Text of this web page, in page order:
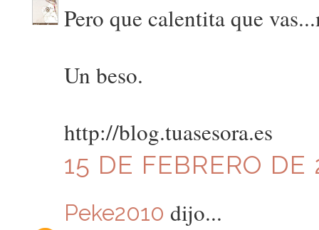
Pero que calentita que
Un beso.
http://blog.tuasesora.es
15 DE FEBRERO
Peke2010 dijo...